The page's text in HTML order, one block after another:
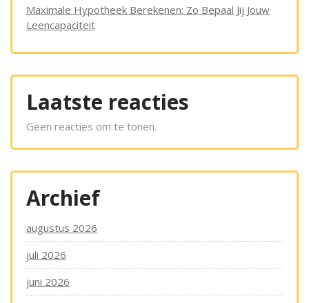
Maximale Hypotheek Berekenen: Zo Bepaal Jij Jouw
Leencapaciteit
Laatste reacties
Geen reacties om te tonen.
Archief
augustus 2026
juli 2026
juni 2026